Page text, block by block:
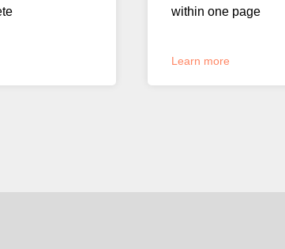
within one page
Learn more